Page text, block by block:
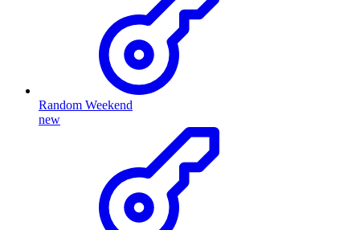
Random Weekend
new